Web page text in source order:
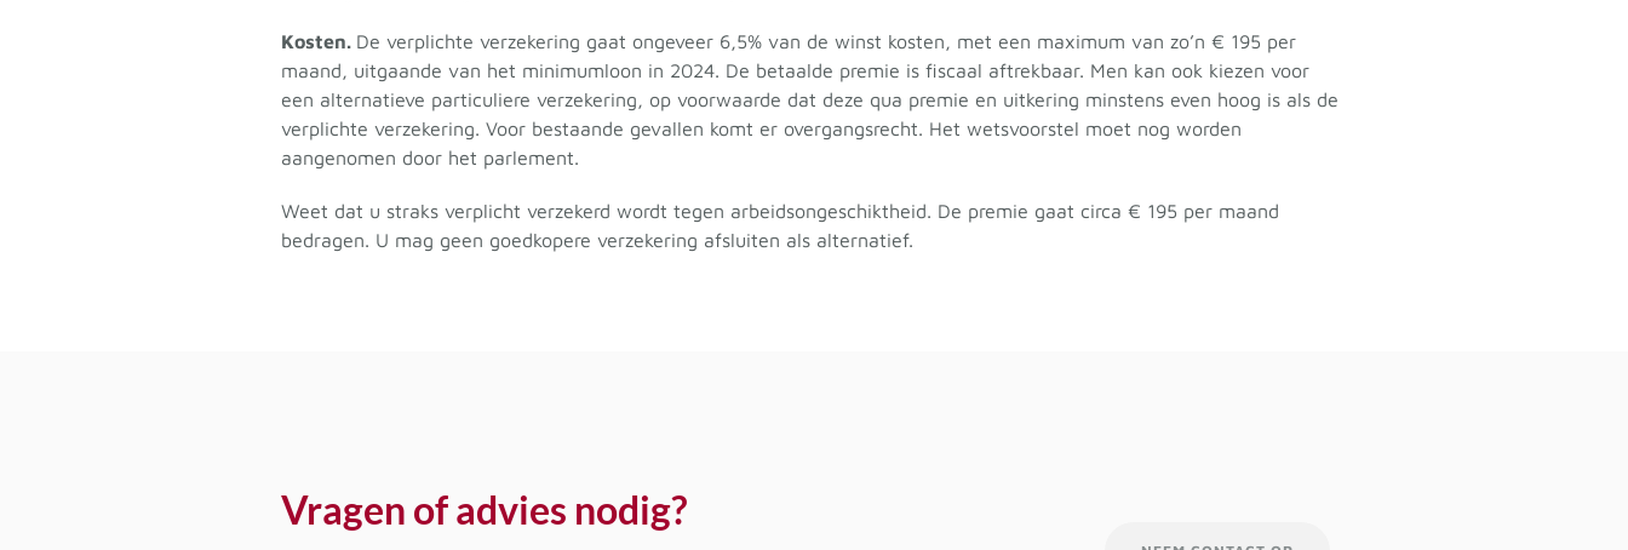
Kosten. De verplichte verzekering gaat ongeveer 6,5% van de winst kosten, met een maximum van zo’n € 195 per
maand, uitgaande van het minimumloon in 2024. De betaalde premie is fiscaal aftrekbaar. Men kan ook kiezen voor
een alternatieve particuliere verzekering, op voorwaarde dat deze qua premie en uitkering minstens even hoog is als de
verplichte verzekering. Voor bestaande gevallen komt er overgangsrecht. Het wetsvoorstel moet nog worden
aangenomen door het parlement.
Weet dat u straks verplicht verzekerd wordt tegen arbeidsongeschiktheid. De premie gaat circa € 195 per maand
bedragen. U mag geen goedkopere verzekering afsluiten als alternatief.
Vragen of advies nodig?